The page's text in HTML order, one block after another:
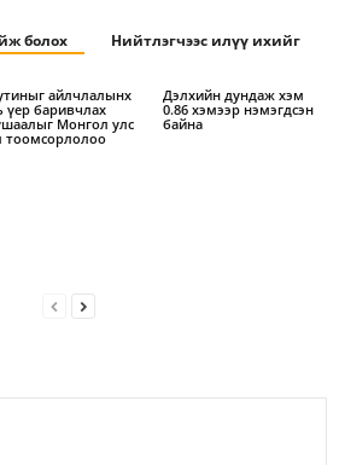
болох Нийтлэгчээс илүү ихийг
айлчлалынх
үер баривчлах
Монгол улс
тоомсорлолоо
Дэлхийн дундаж хэм
0.86 хэмээр нэмэгдсэн
байна